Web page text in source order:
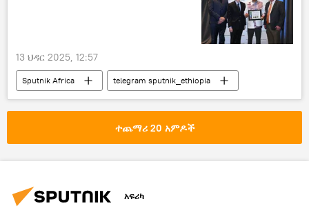
13 ህዳር 2025, 12:57
Sputnik Africa telegram sputnik_ethiopia
ተጨማሪ 20 አምዶች
አፍሪካ